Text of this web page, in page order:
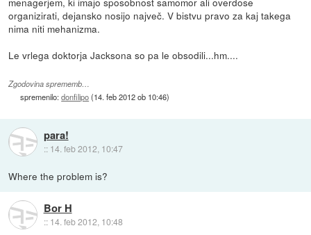
organizirati, dejansko nosijo največ. V bistvu pravo za kaj takega
nima niti mehanizma.
Le vrlega doktorja Jacksona so pa le obsodili...hm....
Zgodovina sprememb…
spremenilo:donfilipo(14. feb 2012 ob 10:46)
para!
:: 14. feb 2012, 10:47
Where the problem is?
Bor H
:: 14. feb 2012, 10:48